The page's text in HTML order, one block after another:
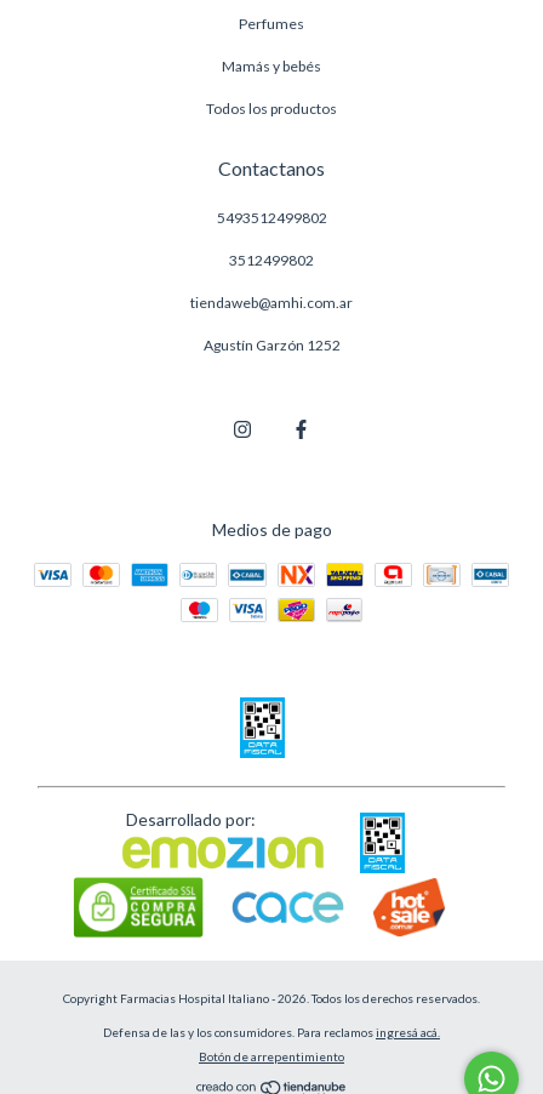
Perfumes
Mamás y bebés
Todos los productos
Contactanos
5493512499802
3512499802
tiendaweb@amhi.com.ar
Agustín Garzón 1252
Medios de pago
Desarrollado por:
Copyright Farmacias Hospital Italiano - 2026. Todos los derechos reservados.
Defensa de las y los consumidores. Para reclamosingresá acá.
Botón de arrepentimiento